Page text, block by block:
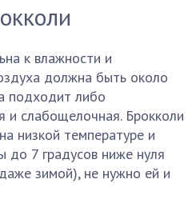
к влажности и
должна быть около
подходит либо
и слабощелочная. Брокколи
низкой температуре и
7 градусов ниже нуля
зимой), не нужно ей и